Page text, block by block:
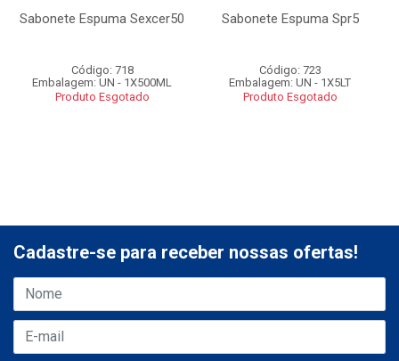
Sabonete Espuma Sexcer50
Código: 718
Embalagem: UN - 1X500ML
Produto Esgotado
Sabonete Espuma Spr5
Código: 723
Embalagem: UN - 1X5LT
Produto Esgotado
Cadastre-se para receber nossas ofertas!